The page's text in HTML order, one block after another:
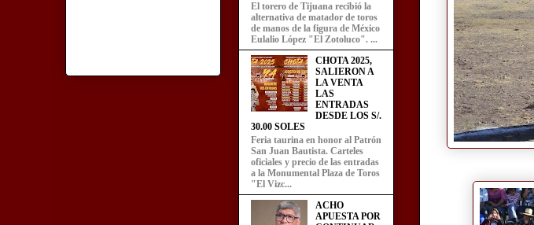
El torero de Tijuana recibió la
alternativa de matador de toros
de manos de la figura de México
Eulalio López "El Zotoluco". ...
CHOTA 2025,
SALIERON A
LA VENTA
LAS
ENTRADAS
DESDE LOS S/.
30.00 SOLES
Feria taurina en honor al Patrón
San Juan Bautista. Carteles
oficiales y precio de las entradas
a la Monumental Plaza de Toros
"El Vizc...
ACHO
APUESTA POR